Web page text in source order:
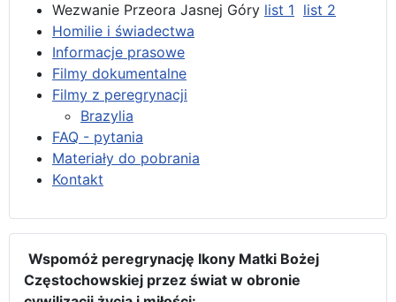
Wezwanie Przeora Jasnej Góry list 1 list 2
Homilie i świadectwa
Informacje prasowe
Filmy dokumentalne
Filmy z peregrynacji
Brazylia
FAQ - pytania
Materiały do pobrania
Kontakt
Wspomóż peregrynację Ikony Matki Bożej
Częstochowskiej przez świat w obronie